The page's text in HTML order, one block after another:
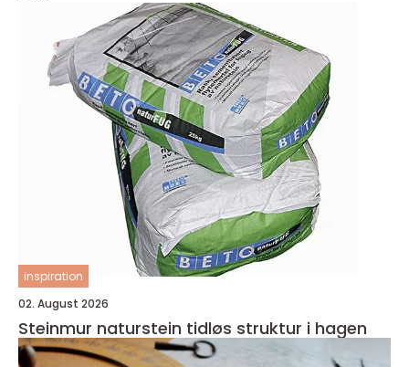
inspiration
02. August 2026
Steinmur naturstein tidløs struktur i hagen